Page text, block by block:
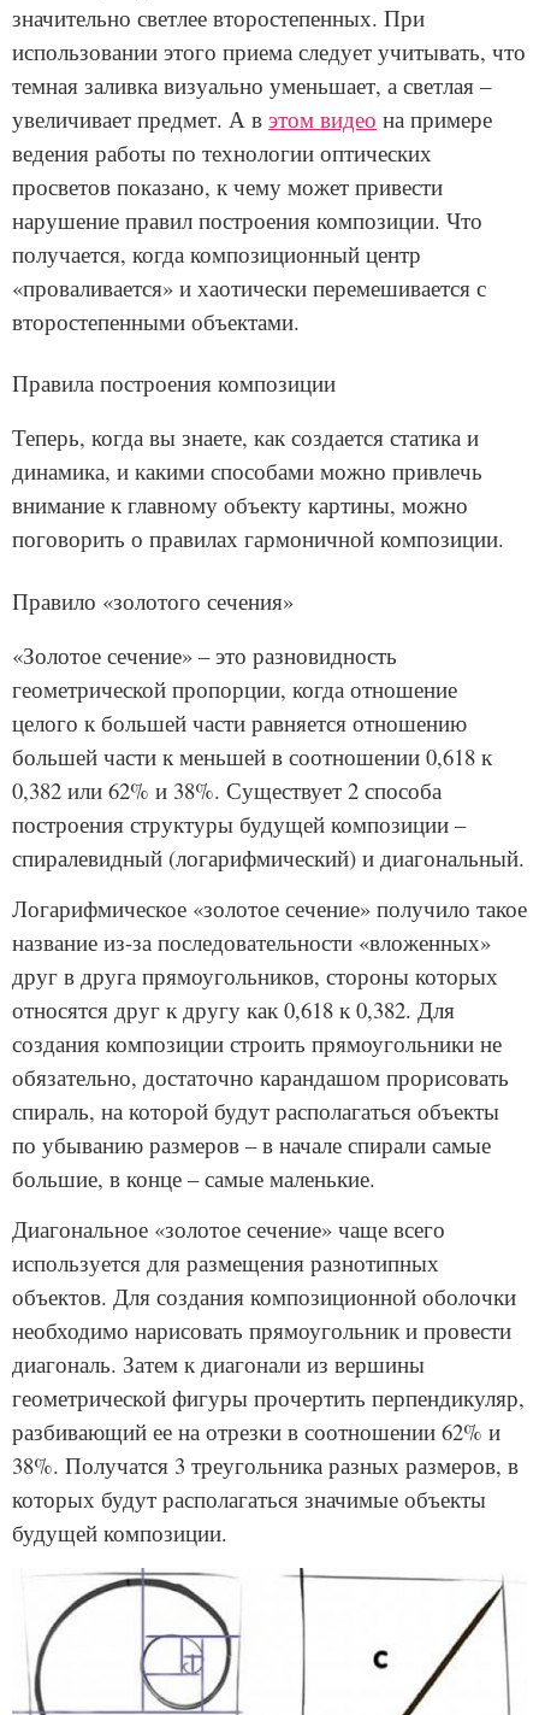
значительно светлее второстепенных. При
использовании этого приема следует учитывать, что
темная заливка визуально уменьшает, а светлая –
увеличивает предмет. А в этом видео на примере
ведения работы по технологии оптических
просветов показано, к чему может привести
нарушение правил построения композиции. Что
получается, когда композиционный центр
«проваливается» и хаотически перемешивается с
второстепенными объектами.
Правила построения композиции
Теперь, когда вы знаете, как создается статика и
динамика, и какими способами можно привлечь
внимание к главному объекту картины, можно
поговорить о правилах гармоничной композиции.
Правило «золотого сечения»
«Золотое сечение» – это разновидность
геометрической пропорции, когда отношение
целого к большей части равняется отношению
большей части к меньшей в соотношении 0,618 к
0,382 или 62% и 38%. Существует 2 способа
построения структуры будущей композиции –
спиралевидный (логарифмический) и диагональный.
Логарифмическое «золотое сечение» получило такое
название из-за последовательности «вложенных»
друг в друга прямоугольников, стороны которых
относятся друг к другу как 0,618 к 0,382. Для
создания композиции строить прямоугольники не
обязательно, достаточно карандашом прорисовать
спираль, на которой будут располагаться объекты
по убыванию размеров – в начале спирали самые
большие, в конце – самые маленькие.
Диагональное «золотое сечение» чаще всего
используется для размещения разнотипных
объектов. Для создания композиционной оболочки
необходимо нарисовать прямоугольник и провести
диагональ. Затем к диагонали из вершины
геометрической фигуры прочертить перпендикуляр,
разбивающий ее на отрезки в соотношении 62% и
38%. Получатся 3 треугольника разных размеров, в
которых будут располагаться значимые объекты
будущей композиции.